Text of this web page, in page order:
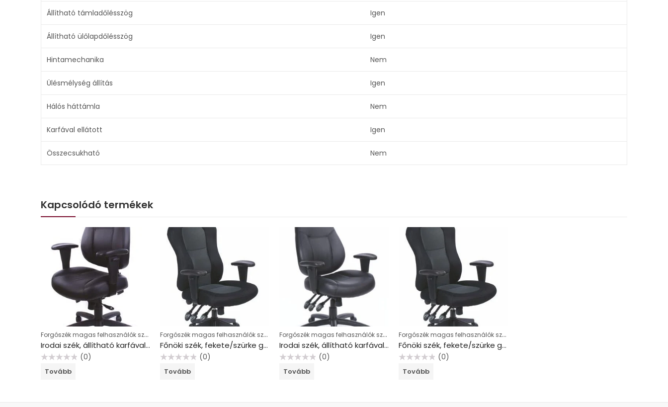
Állítható támladőlésszög Igen
Állítható ülőlapdőlésszög Igen
Hintamechanika Nem
Ülésmélység állítás Igen
Hálós háttámla Nem
Karfával ellátott Igen
Összecsukható Nem
Kapcsolódó termékek
Forgószék magas felhasználók számára
Irodai szék, állítható karfával, fekete, puha bonded bőrborítás, fekete lábkereszt, MAYAH “Super Champion”
(0)
Tovább
Forgószék magas felhasználók számára
Főnöki szék, fekete/szürke gyöngyszövet-borítás, fekete lábkereszt, MAYAH “Super Racer”
(0)
Tovább
Forgószék magas felhasználók számára
Irodai szék, állítható karfával, fekete, puha bonded bőrborítás, fekete lábkereszt, MAYAH “Champion Plus”
(0)
Tovább
Forgószék magas felhasználók számára
Főnöki szék, fekete/szürke gyöngyszövet-borítás, fekete lábkereszt, MAYAH “Racer Plus”
(0)
Tovább